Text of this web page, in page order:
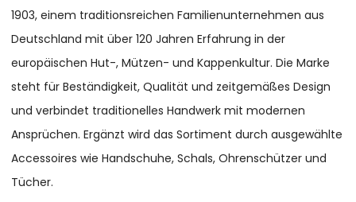
1903, einem traditionsreichen Familienunternehmen aus
Deutschland mit über 120 Jahren Erfahrung in der
europäischen Hut-, Mützen- und Kappenkultur. Die Marke
steht für Beständigkeit, Qualität und zeitgemäßes Design
und verbindet traditionelles Handwerk mit modernen
Ansprüchen. Ergänzt wird das Sortiment durch ausgewählte
Accessoires wie Handschuhe, Schals, Ohrenschützer und
Tücher.